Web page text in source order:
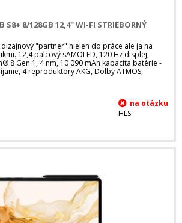
S8+ 8/128GB 12,4" WI-FI STRIEBORNÝ
"partner" nielen do práce ale ja na
12,4 palcový sAMOLED, 120 Hz displej,
8 Gen 1, 4 nm, 10 090 mAh kapacita batérie -
4 reproduktory AKG, Dolby ATMOS,
HLS